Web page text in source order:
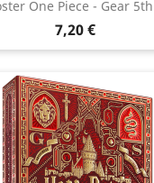
One Piece - Gear
Prix
7,20 €
Aperçu rapide